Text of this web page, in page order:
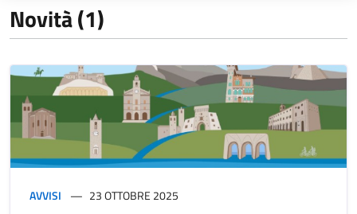
Novità (1)
AVVISI 23 OTTOBRE 2025